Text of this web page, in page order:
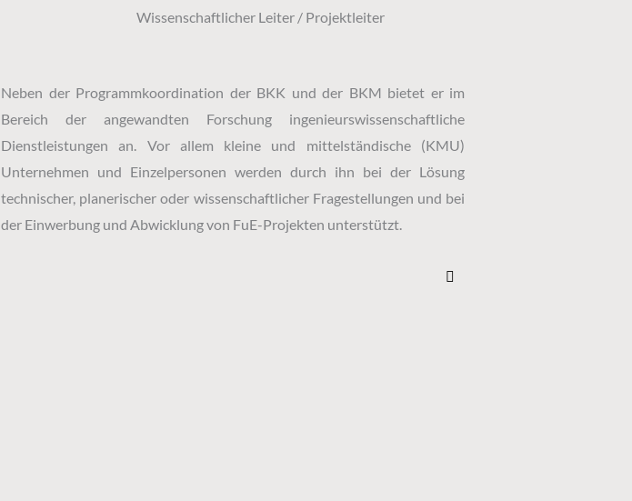
Wissenschaftlicher Leiter / Projektleiter
Neben der Programmkoordination der BKK und der BKM bietet er im
Bereich der angewandten Forschung ingenieurswissenschaftliche
Dienstleistungen an. Vor allem kleine und mittelständische (KMU)
Unternehmen und Einzelpersonen werden durch ihn bei der Lösung
technischer, planerischer oder wissenschaftlicher Fragestellungen und bei
der Einwerbung und Abwicklung von FuE-Projekten unterstützt.
L
i